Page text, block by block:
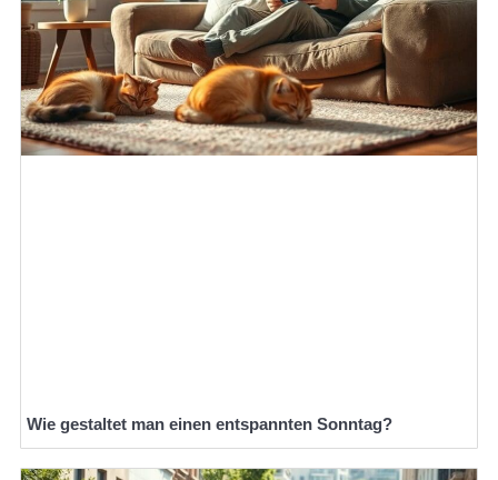
Wie gestaltet man einen entspannten Sonntag?